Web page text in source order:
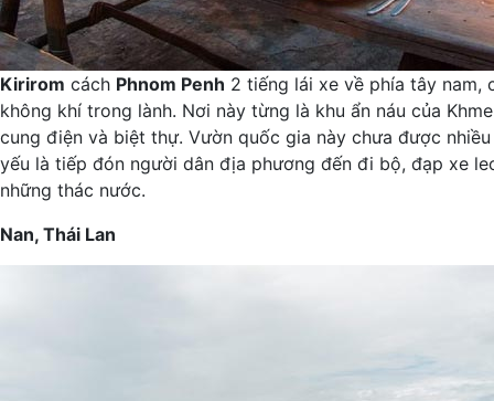
Kirirom cách Phnom Penh 2 tiếng lái xe về phía tây nam,
không khí trong lành. Nơi này từng là khu ẩn náu của
cung điện và biệt thự. Vườn quốc gia này chưa được
yếu là tiếp đón người dân địa phương đến đi bộ, đạp xe
những thác nước.
Nan, Thái Lan